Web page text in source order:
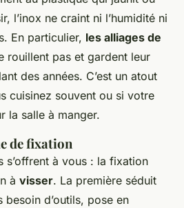
l’inox ne craint ni l’humidité ni
En particulier, les alliages de
rouillent pas et gardent leur
des années. C’est un atout
cuisinez souvent ou si votre
la salle à manger.
de fixation
s’offrent à vous : la fixation
à visser. La première séduit
d’outils, pose en